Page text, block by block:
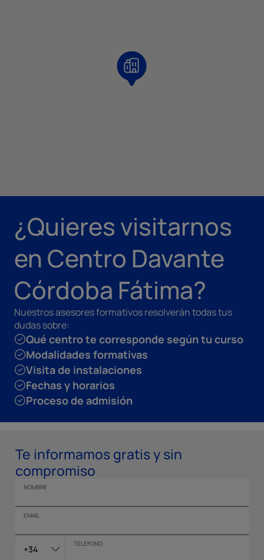
¿Quieres visitarnos
en Centro Davante
Córdoba Fátima?
Nuestros asesores formativos resolverán todas tus
dudas sobre:
Qué centro te corresponde según tu curso
Modalidades formativas
Visita de instalaciones
Fechas y horarios
Proceso de admisión
Te informamos gratis y sin
compromiso
NOMBRE
EMAIL
+34 TELÉFONO